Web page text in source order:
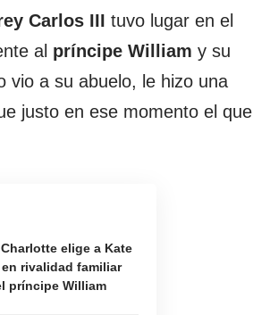
Carlos III tuvo lugar en el
al príncipe William y su
vio a su abuelo, le hizo una
justo en ese momento el que
elige a Kate
rivalidad familiar
príncipe William